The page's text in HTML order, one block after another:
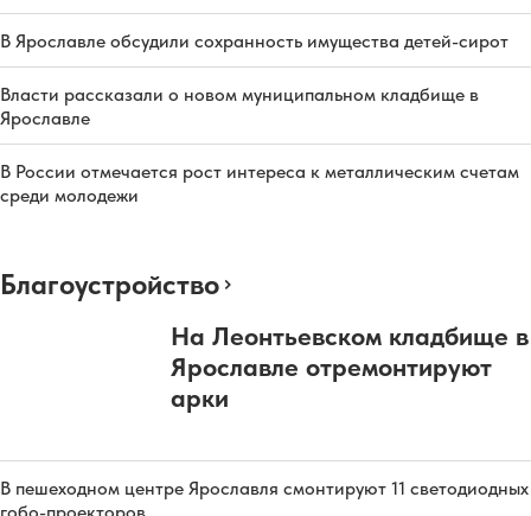
В Ярославле обсудили сохранность имущества детей-сирот
Власти рассказали о новом муниципальном кладбище в
Ярославле
В России отмечается рост интереса к металлическим счетам
среди молодежи
Благоустройство
На Леонтьевском кладбище в
Ярославле отремонтируют
арки
В пешеходном центре Ярославля смонтируют 11 светодиодных
гобо-проекторов